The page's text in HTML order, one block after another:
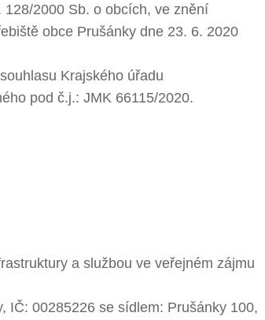
2000 Sb. o obcích, ve znění
obce Prušánky dne 23. 6. 2020
Krajského úřadu
pod č.j.: JMK 66115/2020.
a službou ve veřejném zájmu
IČ: 00285226 se sídlem: Prušánky 100,